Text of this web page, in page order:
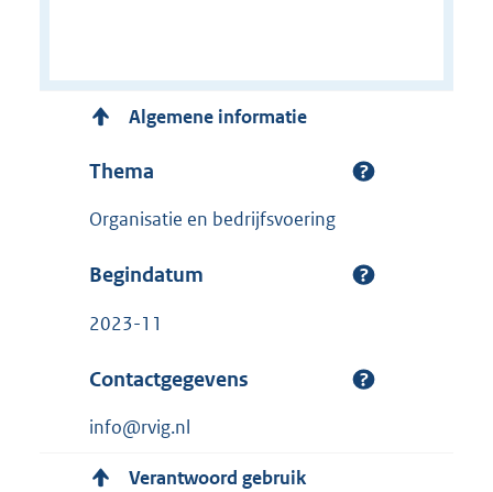
Algemene informatie
Thema
Organisatie en bedrijfsvoering
Begindatum
2023-11
Contactgegevens
info@rvig.nl
Verantwoord gebruik